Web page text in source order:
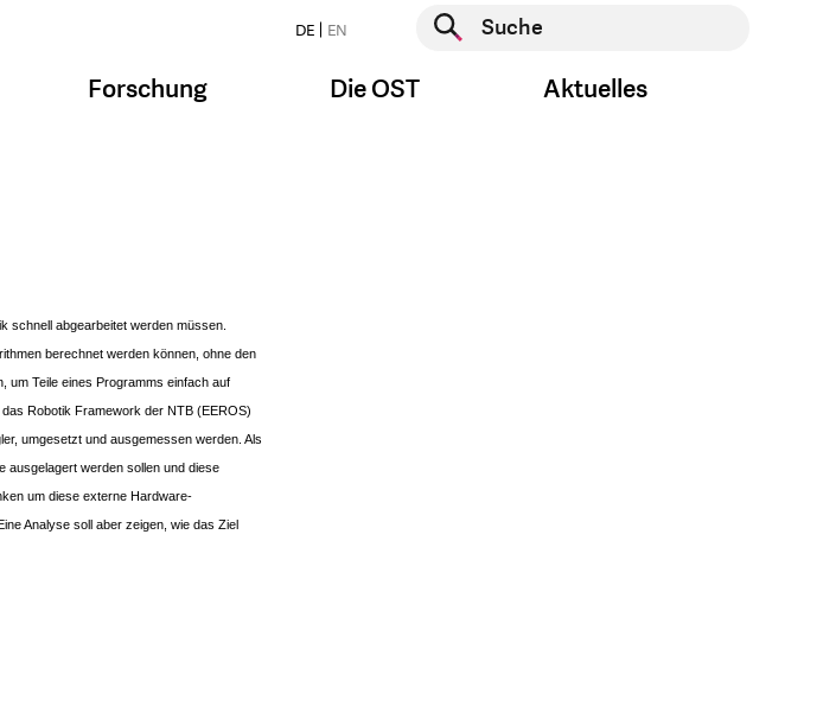
DE EN
Suche starten
Forschung Die OST Aktuelles
schnell abgearbeitet werden müssen.
berechnet werden können, ohne den
um Teile eines Programms einfach auf
Robotik Framework der NTB (EEROS)
umgesetzt und ausgemessen werden. Als
ausgelagert werden sollen und diese
um diese externe Hardware-
Analyse soll aber zeigen, wie das Ziel